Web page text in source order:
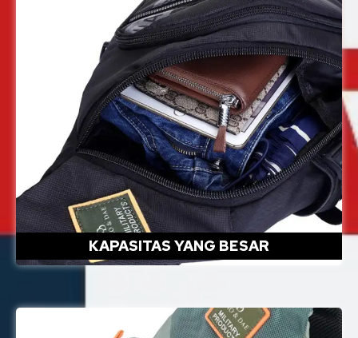
KAPASITAS YANG BESAR